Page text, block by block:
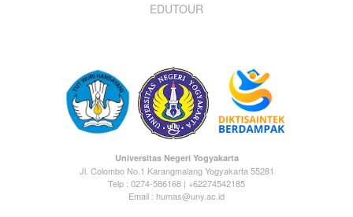
EDUTOUR
Universitas Negeri Yogyakarta
Jl. Colombo No.1 Karangmalang Yogyakarta 55281
Telp : 0274-586168 | +62274542185
Email : humas@uny.ac.id